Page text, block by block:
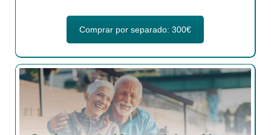
Comprar por separado: 300€